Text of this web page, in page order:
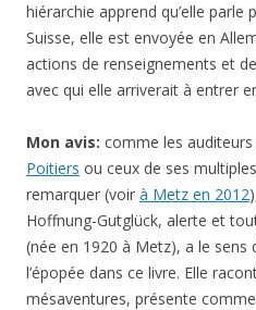
hiérarchie apprend qu’elle
Suisse, elle est envoyée en
actions de renseignements et
avec qui elle arriverait à entrer
Mon avis: comme les
Poitiers ou ceux de ses
remarquer (voir à Metz en 2012
Hoffnung-Gutglück, alerte et
(née en 1920 à Metz), a le sens
l’épopée dans ce livre. Elle
mésaventures, présente